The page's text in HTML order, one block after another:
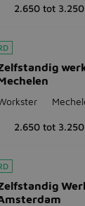
2.650 tot 3.250
2.650 tot 3.250